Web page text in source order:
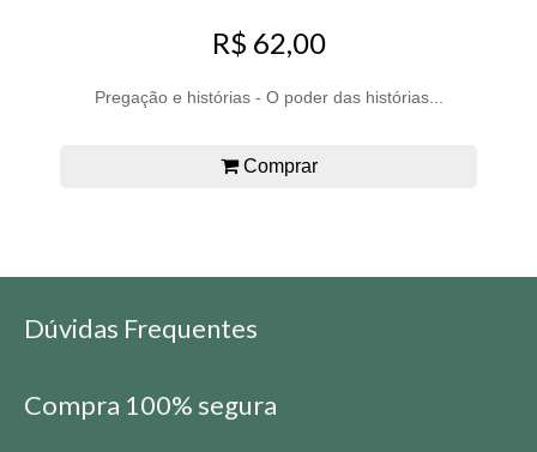
R$ 62,00
Pregação e histórias - O poder das histórias...
Comprar
Dúvidas Frequentes
Compra 100% segura